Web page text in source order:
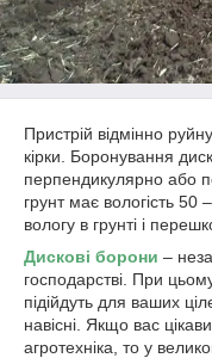
Пристрій відмінно
кірки. Боронування
перпендикулярно або
грунт має вологість 50
вологу в грунті і
Дискові борони –
господарстві. При
підійдуть для ваших
навісні. Якщо вас
агротехніка, то у